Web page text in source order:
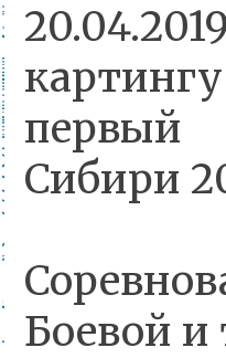
первый
Сибири
Боевой и